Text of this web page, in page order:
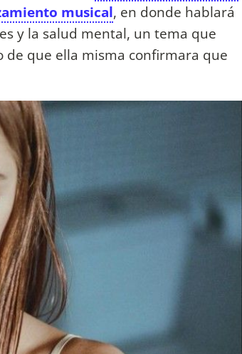
musical, en donde hablará
y la salud mental, un tema que
de que ella misma confirmara que